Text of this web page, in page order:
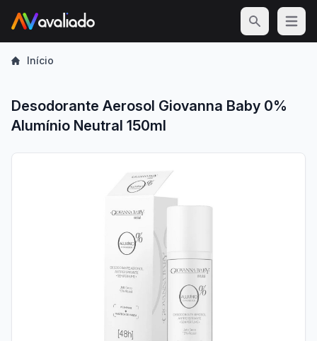
Open
Início
Desodorante Aerosol Giovanna Baby 0%
Alumínio Neutral 150ml